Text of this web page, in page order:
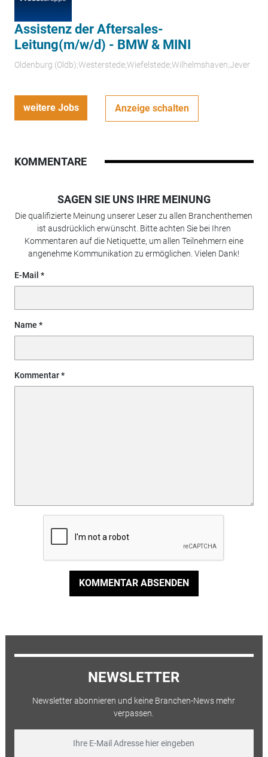
Assistenz der Aftersales-
Leitung(m/w/d) - BMW & MINI
Oldenburg (Oldb);Westerstede;Wiefelstede;Wilhelmshaven;Jever
weitere Jobs Anzeige schalten
KOMMENTARE
SAGEN SIE UNS IHRE MEINUNG
Die qualifizierte Meinung unserer Leser zu allen Branchenthemen
ist ausdrücklich erwünscht. Bitte achten Sie bei Ihren
Kommentaren auf die Netiquette, um allen Teilnehmern eine
angenehme Kommunikation zu ermöglichen. Vielen Dank!
E-Mail
Name
Kommentar
KOMMENTAR ABSENDEN
NEWSLETTER
Newsletter abonnieren und keine Branchen-News mehr
verpassen.